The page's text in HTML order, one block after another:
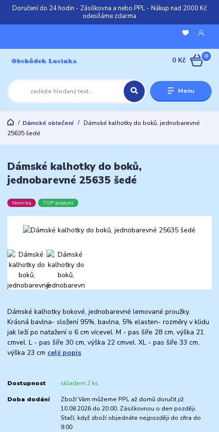
Doručení do 24 hodin - Zásilkovna a nebo PPL - Nákup nad 2000 Kč
odesíláme zdarma
Menu
0
0 Kč
Dámské oblečení
Dámské kalhotky do boků, jednobarevné
25635 šedé
Dámské kalhotky do boků,
jednobarevné 25635 šedé
Novinka TOP produkt
Dámské kalhotky bokové, jednobarevné lemované proužky.
Krásná bavlna- složení 95%, bavlna, 5% elasten- rozměry v klidu
jak leží po natažení o 6 cm vícevel. M - pas šíře 28 cm, výška 21
cmvel. L - pas šíře 30 cm, výška 22 cmvel. XL - pas šíře 33 cm,
výška 23 cm celý popis
Dostupnost skladem 2 ks
Doba dodání
Zboží Vám můžeme PPL až domů doručit již
10.08.2026 do 20:00. Zásilkovnou o den později.
Stačí, když zboží objednáte nejpozději do zítra do
9:00